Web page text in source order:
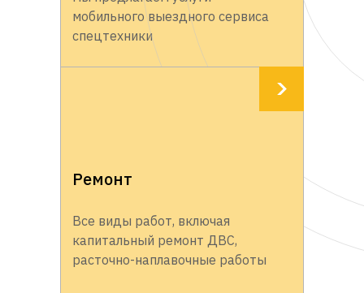
мобильного выездного сервиса
спецтехники
Ремонт
Все виды работ, включая
капитальный ремонт ДВС,
расточно-наплавочные работы